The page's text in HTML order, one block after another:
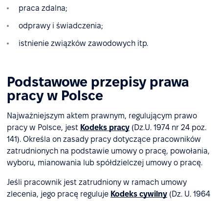
praca zdalna;
odprawy i świadczenia;
istnienie związków zawodowych itp.
Podstawowe przepisy prawa
pracy w Polsce
Najważniejszym aktem prawnym, regulującym prawo
pracy w Polsce, jest Kodeks pracy (Dz.U. 1974 nr 24 poz.
141). Określa on zasady pracy dotyczące pracowników
zatrudnionych na podstawie umowy o pracę, powołania,
wyboru, mianowania lub spółdzielczej umowy o pracę.
Jeśli pracownik jest zatrudniony w ramach umowy
zlecenia, jego pracę reguluje Kodeks cywilny (Dz. U. 1964